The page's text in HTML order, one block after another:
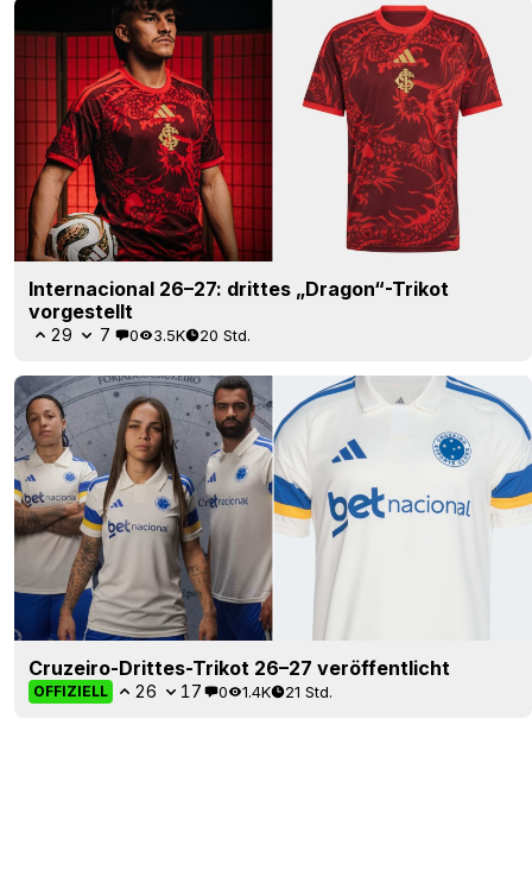
Internacional 26–27: drittes „Dragon“-Trikot
vorgestellt
29 7 0 3.5K 20 Std.
Cruzeiro-Drittes-Trikot 26–27 veröffentlicht
OFFIZIELL 26 17 0 1.4K 21 Std.